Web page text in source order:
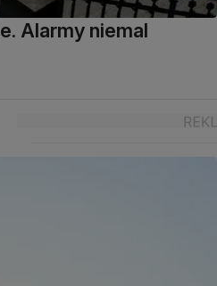
Alarmy niemal